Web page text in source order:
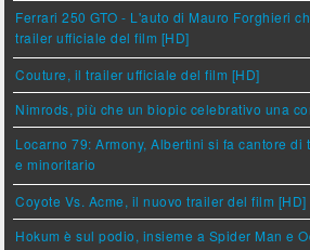
Ferrari 250 GTO - L'auto di Mauro Forghieri
trailer ufficiale del film [HD]
Couture, il trailer ufficiale del film [HD]
Nimrods, più che un biopic celebrativo una
Locarno 79: Armony, Albertini si fa cantore di
e minoritario
Coyote Vs. Acme, il nuovo trailer del film [HD]
Hokum è sul podio, insieme a Spider Man e